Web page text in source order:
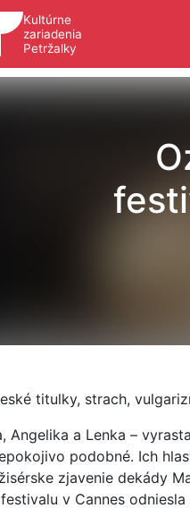
Kultúrne
zariadenia
Petržalky
titulky, strach,
Angelika a Lenka –
podobné. Ich
zjavenie dekády
v Cannes